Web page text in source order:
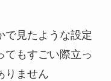
で見たような設定
てもすごい際立っ
りません